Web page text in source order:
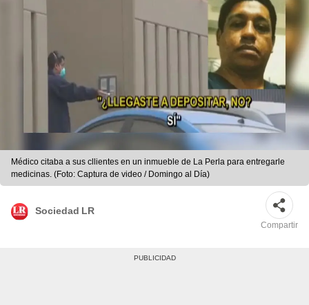
Médico citaba a sus cllientes en un inmueble de La Perla para entregarle
medicinas. (Foto: Captura de video / Domingo al Día)
Sociedad LR
Compartir